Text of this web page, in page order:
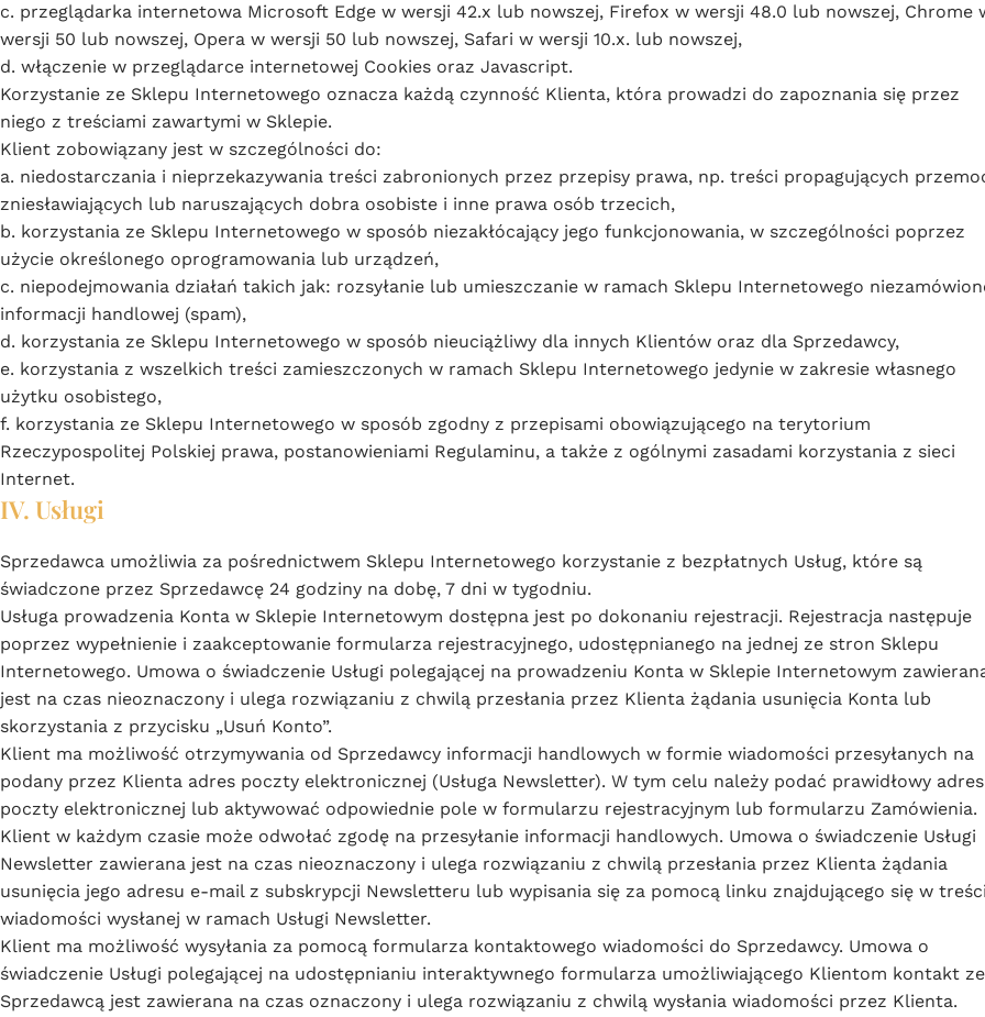
c. przeglądarka internetowa Microsoft Edge w wersji 42.x lub nowszej, Firefox w wersji 48.0 lub nowszej, Chrome
wersji 50 lub nowszej, Opera w wersji 50 lub nowszej, Safari w wersji 10.x. lub nowszej,
d. włączenie w przeglądarce internetowej Cookies oraz Javascript.
Korzystanie ze Sklepu Internetowego oznacza każdą czynność Klienta, która prowadzi do zapoznania się przez
niego z treściami zawartymi w Sklepie.
Klient zobowiązany jest w szczególności do:
a. niedostarczania i nieprzekazywania treści zabronionych przez przepisy prawa, np. treści propagujących
zniesławiających lub naruszających dobra osobiste i inne prawa osób trzecich,
b. korzystania ze Sklepu Internetowego w sposób niezakłócający jego funkcjonowania, w szczególności poprzez
użycie określonego oprogramowania lub urządzeń,
c. niepodejmowania działań takich jak: rozsyłanie lub umieszczanie w ramach Sklepu Internetowego
informacji handlowej (spam),
d. korzystania ze Sklepu Internetowego w sposób nieuciążliwy dla innych Klientów oraz dla Sprzedawcy,
e. korzystania z wszelkich treści zamieszczonych w ramach Sklepu Internetowego jedynie w zakresie własnego
użytku osobistego,
f. korzystania ze Sklepu Internetowego w sposób zgodny z przepisami obowiązującego na terytorium
Rzeczypospolitej Polskiej prawa, postanowieniami Regulaminu, a także z ogólnymi zasadami korzystania z sieci
Internet.
IV. Usługi
Sprzedawca umożliwia za pośrednictwem Sklepu Internetowego korzystanie z bezpłatnych Usług, które są
świadczone przez Sprzedawcę 24 godziny na dobę, 7 dni w tygodniu.
Usługa prowadzenia Konta w Sklepie Internetowym dostępna jest po dokonaniu rejestracji. Rejestracja następuje
poprzez wypełnienie i zaakceptowanie formularza rejestracyjnego, udostępnianego na jednej ze stron Sklepu
Internetowego. Umowa o świadczenie Usługi polegającej na prowadzeniu Konta w Sklepie Internetowym
jest na czas nieoznaczony i ulega rozwiązaniu z chwilą przesłania przez Klienta żądania usunięcia Konta lub
skorzystania z przycisku „Usuń Konto”.
Klient ma możliwość otrzymywania od Sprzedawcy informacji handlowych w formie wiadomości przesyłanych na
podany przez Klienta adres poczty elektronicznej (Usługa Newsletter). W tym celu należy podać prawidłowy adres
poczty elektronicznej lub aktywować odpowiednie pole w formularzu rejestracyjnym lub formularzu Zamówienia.
Klient w każdym czasie może odwołać zgodę na przesyłanie informacji handlowych. Umowa o świadczenie Usługi
Newsletter zawierana jest na czas nieoznaczony i ulega rozwiązaniu z chwilą przesłania przez Klienta żądania
usunięcia jego adresu e-mail z subskrypcji Newsletteru lub wypisania się za pomocą linku znajdującego się w
wiadomości wysłanej w ramach Usługi Newsletter.
Klient ma możliwość wysyłania za pomocą formularza kontaktowego wiadomości do Sprzedawcy. Umowa o
świadczenie Usługi polegającej na udostępnianiu interaktywnego formularza umożliwiającego Klientom kontakt ze
Sprzedawcą jest zawierana na czas oznaczony i ulega rozwiązaniu z chwilą wysłania wiadomości przez Klienta.